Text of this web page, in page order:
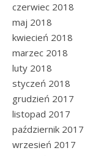
czerwiec 2018
maj 2018
kwiecień 2018
marzec 2018
luty 2018
styczeń 2018
grudzień 2017
listopad 2017
październik 2017
wrzesień 2017